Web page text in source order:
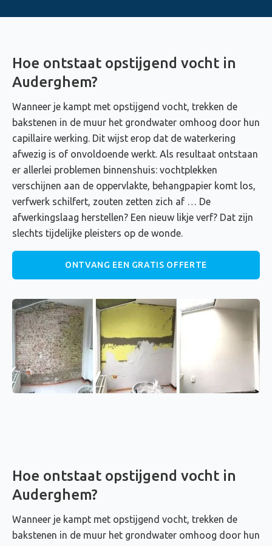
Hoe ontstaat opstijgend vocht in
Auderghem?
Wanneer je kampt met opstijgend vocht, trekken de
bakstenen in de muur het grondwater omhoog door hun
capillaire werking. Dit wijst erop dat de waterkering
afwezig is of onvoldoende werkt. Als resultaat ontstaan
er allerlei problemen binnenshuis: vochtplekken
verschijnen aan de oppervlakte, behangpapier komt los,
verfwerk schilfert, zouten zetten zich af … De
afwerkingslaag herstellen? Een nieuw likje verf? Dat zijn
slechts tijdelijke pleisters op de wonde.
ONTVANG EEN GRATIS OFFERTE
Hoe ontstaat opstijgend vocht in
Auderghem?
Wanneer je kampt met opstijgend vocht, trekken de
bakstenen in de muur het grondwater omhoog door hun